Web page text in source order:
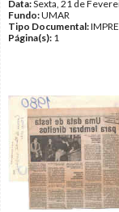
Data:Sexta, 21 de
Fundo:UMAR
Tipo Documental:
Página(s): 1